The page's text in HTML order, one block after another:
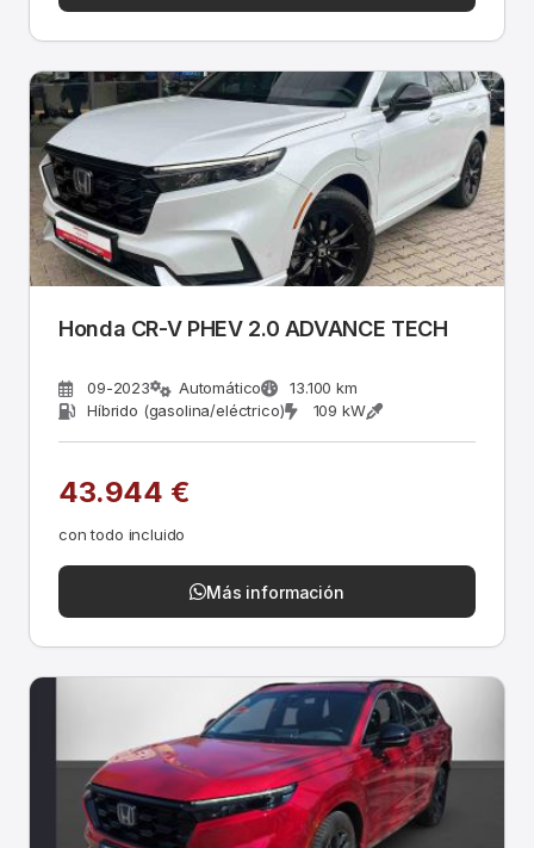
Honda CR-V PHEV 2.0 ADVANCE TECH
09-2023 Automático
13.100 km
Híbrido (gasolina/eléctrico)
109 kW
43.944 €
con todo incluido
Más información